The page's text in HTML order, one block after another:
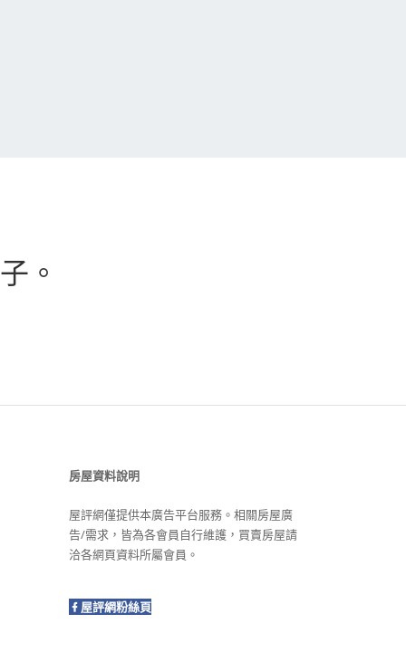
。
房屋資料說明
屋評網僅提供本廣告平台服務。相關房屋廣
告/需求，皆為各會員自行維護，買賣房屋請
洽各網頁資料所屬會員。
屋評網粉絲頁